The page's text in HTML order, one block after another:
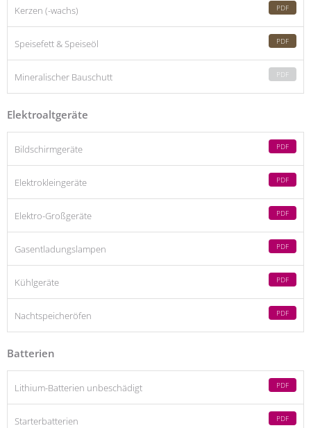
Kerzen (-wachs) PDF
Speisefett & Speiseöl PDF
Mineralischer Bauschutt PDF
Elektroaltgeräte
Bildschirmgeräte PDF
Elektrokleingeräte PDF
Elektro-Großgeräte PDF
Gasentladungslampen PDF
Kühlgeräte PDF
Nachtspeicheröfen PDF
Batterien
Lithium-Batterien unbeschädigt PDF
Starterbatterien PDF